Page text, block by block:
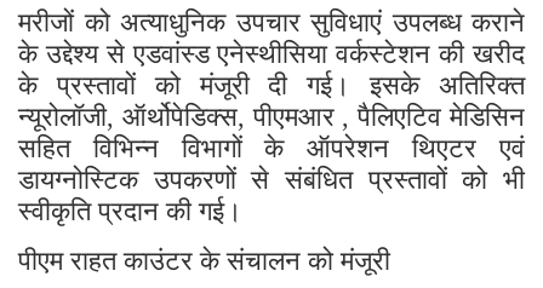
मरीजों को अत्याधुनिक उपचार सुविधाएं उपलब्ध कराने
के उद्देश्य से एडवांस्ड एनेस्थीसिया वर्कस्टेशन की खरीद
के प्रस्तावों को मंजूरी दी गई। इसके अतिरिक्त
न्यूरोलॉजी, ऑर्थोपेडिक्स,पीएमआर ,पैलिएटिव मेडिसिन
सहित विभिन्न विभागों के ऑपरेशन थिएटर एवं
डायग्नोस्टिक उपकरणों से संबंधित प्रस्तावों को भी
स्वीकृति प्रदान की गई।
पीएम राहत काउंटर के संचालन को मंजूरी